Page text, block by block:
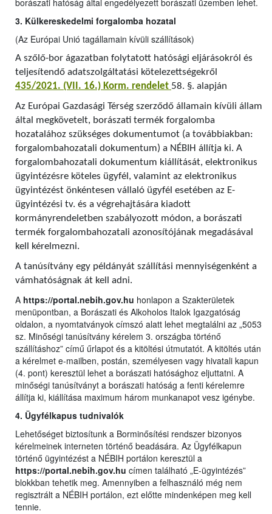
borászati hatóság által engedélyezett borászati üzemben lehet.
3. Külkereskedelmi forgalomba hozatal
(Az Európai Unió tagállamain kívüli szállítások)
A szőlő-bor ágazatban folytatott hatósági eljárásokról és
teljesítendő adatszolgáltatási kötelezettségekről
435/2021. (VII. 16.) Korm. rendelet 58. §. alapján
Az Európai Gazdasági Térség szerződő államain kívüli állam
által megkövetelt, borászati termék forgalomba
hozatalához szükséges dokumentumot (a továbbiakban:
forgalombahozatali dokumentum) a NÉBIH állítja ki. A
forgalombahozatali dokumentum kiállítását, elektronikus
ügyintézésre köteles ügyfél, valamint az elektronikus
ügyintézést önkéntesen vállaló ügyfél esetében az E-
ügyintézési tv. és a végrehajtására kiadott
kormányrendeletben szabályozott módon, a borászati
termék forgalombahozatali azonosítójának megadásával
kell kérelmezni.
A tanúsítvány egy példányát szállítási mennyiségenként a
vámhatóságnak át kell adni.
A https://portal.nebih.gov.hu honlapon a Szakterületek
menüpontban, a Borászati és Alkoholos Italok Igazgatóság
oldalon, a nyomtatványok címszó alatt lehet megtalálni az „5053
sz. Minőségi tanúsítvány kérelem 3. országba történő
szállításhoz” című űrlapot és a kitöltési útmutatót. A kitöltés után
a kérelmet e-mailben, postán, személyesen vagy hivatali kapun
(4. pont) keresztül lehet a borászati hatósághoz eljuttatni. A
minőségi tanúsítványt a borászati hatóság a fenti kérelemre
állítja ki, kiállítása maximum három munkanapot vesz igénybe.
4. Ügyfélkapus tudnivalók
Lehetőséget biztosítunk a Borminősítési rendszer bizonyos
kérelmeinek interneten történő beadására. Az Ügyfélkapun
történő ügyintézést a NÉBIH portálon keresztül a
https://portal.nebih.gov.hu címen található „E-ügyintézés”
blokkban tehetik meg. Amennyiben a felhasználó még nem
regisztrált a NÉBIH portálon, ezt előtte mindenképen meg kell
tennie.